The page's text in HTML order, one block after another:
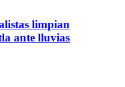
limpian
ante lluvias